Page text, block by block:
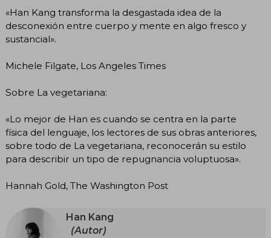
«Han Kang transforma la desgastada idea de la
desconexión entre cuerpo y mente en algo fresco y
sustancial».
Michele Filgate, Los Angeles Times
Sobre La vegetariana:
«Lo mejor de Han es cuando se centra en la parte
física del lenguaje, los lectores de sus obras anteriores,
sobre todo de La vegetariana, reconocerán su estilo
para describir un tipo de repugnancia voluptuosa».
Hannah Gold, The Washington Post
Han Kang
(Autor)